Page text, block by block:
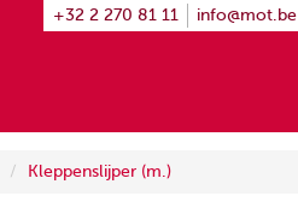
+32 2 270 81 11 info@mot.be
Kleppenslijper (m.)